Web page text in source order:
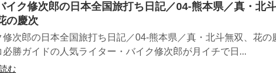
イク修次郎の日本全国旅打ち日記／04-熊本県／真・北
の慶次
修次郎の日本全国旅打ち日記／04-熊本県／真・北斗無双、花の
必勝ガイドの人気ライター・バイク修次郎が月イチで日...
む